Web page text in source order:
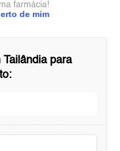
de mim
farmácia!
Tailândiapara